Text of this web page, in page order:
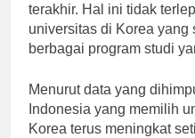
terakhir. Hal ini tidak
universitas di Korea yang
berbagai program studi
Menurut data yang
Indonesia yang memilih
Korea terus meningkat